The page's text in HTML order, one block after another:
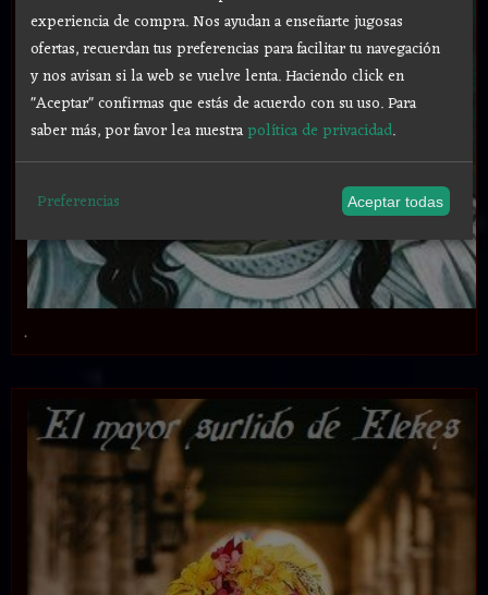
.
experiencia de compra. Nos ayudan a enseñarte jugosas
ofertas, recuerdan tus preferencias para facilitar tu navegación
y nos avisan si la web se vuelve lenta. Haciendo click en
"Aceptar" confirmas que estás de acuerdo con su uso.Para
saber más, por favor lea nuestrapolítica de privacidad.
Preferencias Aceptar todas